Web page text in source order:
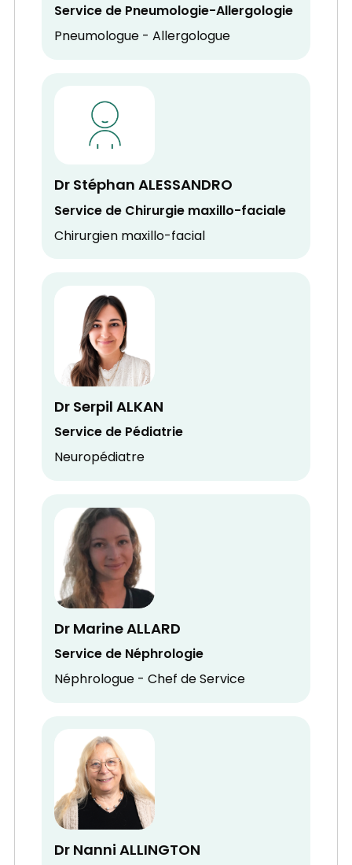
Service de Pneumologie-Allergologie
Pneumologue - Allergologue
Dr Stéphan ALESSANDRO
Service de Chirurgie maxillo-faciale
Chirurgien maxillo-facial
Dr Serpil ALKAN
Service de Pédiatrie
Neuropédiatre
Dr Marine ALLARD
Service de Néphrologie
Néphrologue - Chef de Service
Dr Nanni ALLINGTON